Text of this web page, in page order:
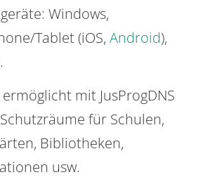
Windows,
Tablet (iOS, Android),
ermöglicht mit JusProgDNS
für Schulen,
Bibliotheken,
usw.